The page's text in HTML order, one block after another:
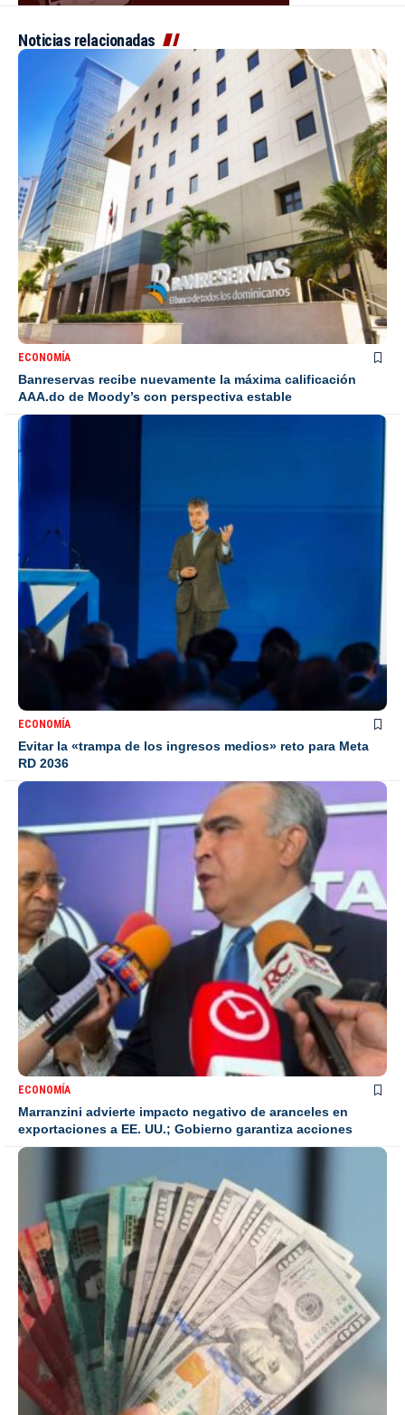
Noticias relacionadas
ECONOMÍA
Banreservas recibe nuevamente la máxima calificación
AAA.do de Moody’s con perspectiva estable
ECONOMÍA
Evitar la «trampa de los ingresos medios» reto para Meta
RD 2036
ECONOMÍA
Marranzini advierte impacto negativo de aranceles en
exportaciones a EE. UU.; Gobierno garantiza acciones